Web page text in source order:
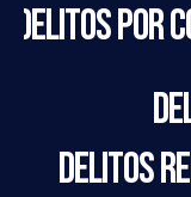
Delitos por
Delitos